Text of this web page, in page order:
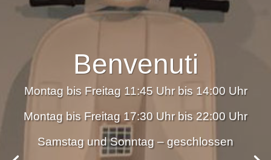
Benvenuti
Montag bis Freitag 11:45 Uhr bis 14:00 Uhr
Montag bis Freitag 17:30 Uhr bis 22:00 Uhr
Samstag und Sonntag – geschlossen